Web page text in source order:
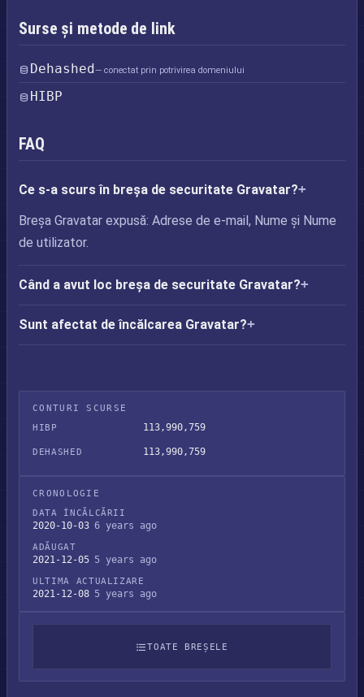
Surse și metode de link
Dehashed— conectat prin potrivirea domeniului
HIBP
FAQ
Ce s-a scurs în breșa de securitate Gravatar?
Breșa Gravatar expusă: Adrese de e-mail, Nume și Nume
de utilizator.
Când a avut loc breșa de securitate Gravatar?
Sunt afectat de încălcarea Gravatar?
CONTURI SCURSE
HIBP
113,990,759
DEHASHED 113,990,759
CRONOLOGIE
DATA ÎNCĂLCĂRII
2020-10-03 6 years ago
ADĂUGAT
2021-12-05 5 years ago
ULTIMA ACTUALIZARE
2021-12-08 5 years ago
TOATE BREȘELE